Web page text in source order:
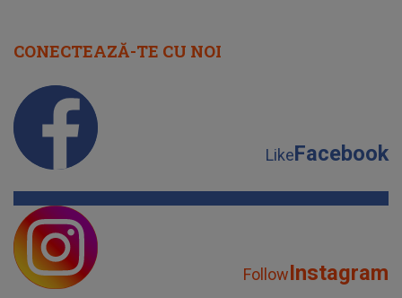
CONECTEAZĂ-TE CU NOI
LikeFacebook
FollowInstagram